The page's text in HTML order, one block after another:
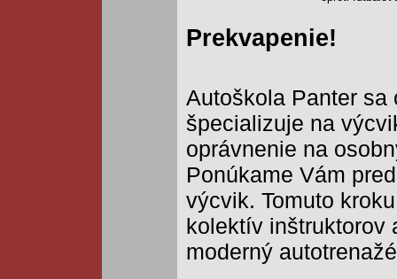
Prekvapenie!
Autoškola Panter sa
špecializuje na
oprávnenie na
Ponúkame Vám
výcvik. Tomuto
kolektív inštruktorov
moderný